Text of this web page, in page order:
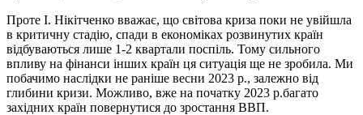
Проте І. Нікітченко вважає, що світова криза поки не увійшла
в критичну стадію, спади в економіках розвинутих країн
відбуваються лише 1-2 квартали поспіль. Тому сильного
впливу на фінанси інших країн ця ситуація ще не зробила. Ми
побачимо наслідки не раніше весни 2023 р., залежно від
глибини кризи. Можливо, вже на початку 2023 р.багато
західних країн повернутися до зростання ВВП.